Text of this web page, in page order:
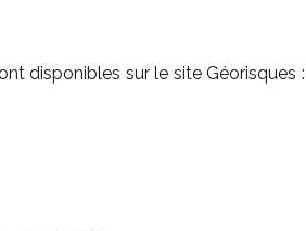
disponibles sur le site Géorisques :